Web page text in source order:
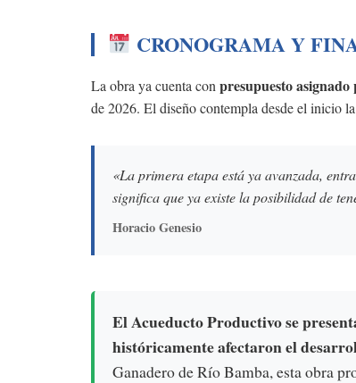
CRONOGRAMA Y
La obra ya cuenta con presupuesto
de 2026. El diseño contempla desde el inicio
«La primera etapa está ya avanzada,
significa que ya existe la posibilidad de
Horacio Genesio
El Acueducto Productivo se
históricamente afectaron el
Ganadero de Río Bamba, esta obra